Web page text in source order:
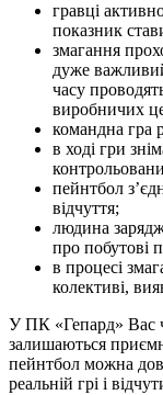
гравці
показник
змагання
дуже
часу
виробничих
командна гра
в ході гри
пейнтбол
відчуття;
людина
про побутові
в процесі
колективі,
У ПК «Гепард» Вас
залишаються
пейнтбол можна
реальній грі і